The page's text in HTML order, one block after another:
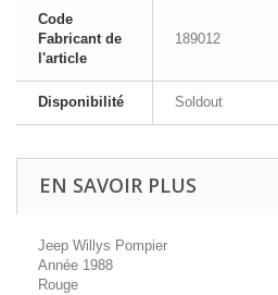
Code
Fabricant de
l'article
189012
Disponibilité Soldout
EN SAVOIR PLUS
Jeep Willys Pompier
Année 1988
Rouge